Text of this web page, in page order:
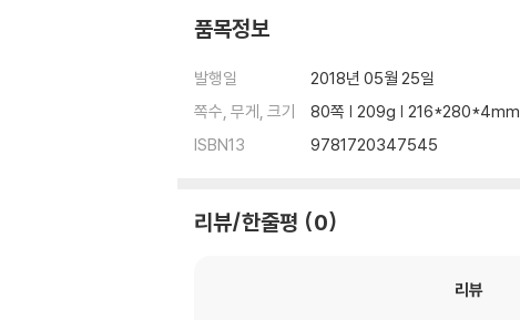
품목정보
발행일
2018년 05월 25일
쪽수, 무게, 크기
80쪽 | 209g | 216*280*4mm
ISBN13
9781720347545
리뷰/한줄평 0
리뷰